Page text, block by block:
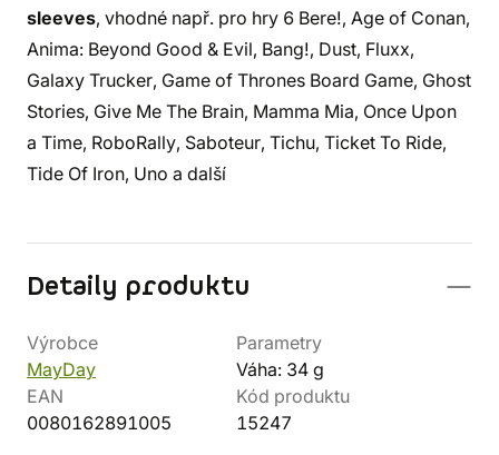
sleeves, vhodné např. pro hry 6 Bere!, Age of Conan,
Anima: Beyond Good & Evil, Bang!, Dust, Fluxx,
Galaxy Trucker, Game of Thrones Board Game, Ghost
Stories, Give Me The Brain, Mamma Mia, Once Upon
a Time, RoboRally, Saboteur, Tichu, Ticket To Ride,
Tide Of Iron, Uno a další
Detaily produktu
Výrobce
MayDay
Parametry
Váha: 34 g
EAN
0080162891005
Kód produktu
15247